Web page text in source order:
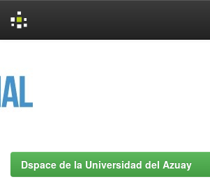
Dspace de la Universidad del Azuay